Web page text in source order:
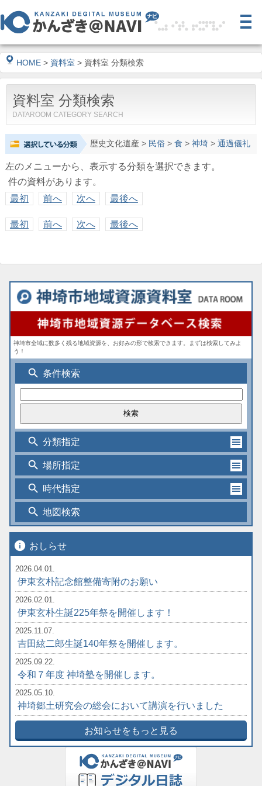
HOME > 資料室 > 資料室 分類検索
資料室 分類検索
DATAROOM CATEGORY SEARCH
歴史文化遺産> 民俗> 食 > 神埼> 通過儀礼
左のメニューから、表示する分類を選択できます。
件の資料があります。
最初
前へ 次へ 最後へ
最初 前へ 次へ 最後へ
神埼市全域に数多く残る地域資源を、お好みの形で検索できます。まずは検索してみよ
う！
search 条件検索
search 分類指定
search 場所指定
search 時代指定
search 地図検索
info おしらせ
2026.04.01.
伊東玄朴記念館整備寄附のお願い
2026.02.01.
伊東玄朴生誕225年祭を開催します！
2025.11.07.
吉田絃二郎生誕140年祭を開催します。
2025.09.22.
令和７年度 神埼塾を開催します。
2025.05.10.
神埼郷土研究会の総会において講演を行いました
お知らせをもっと見る